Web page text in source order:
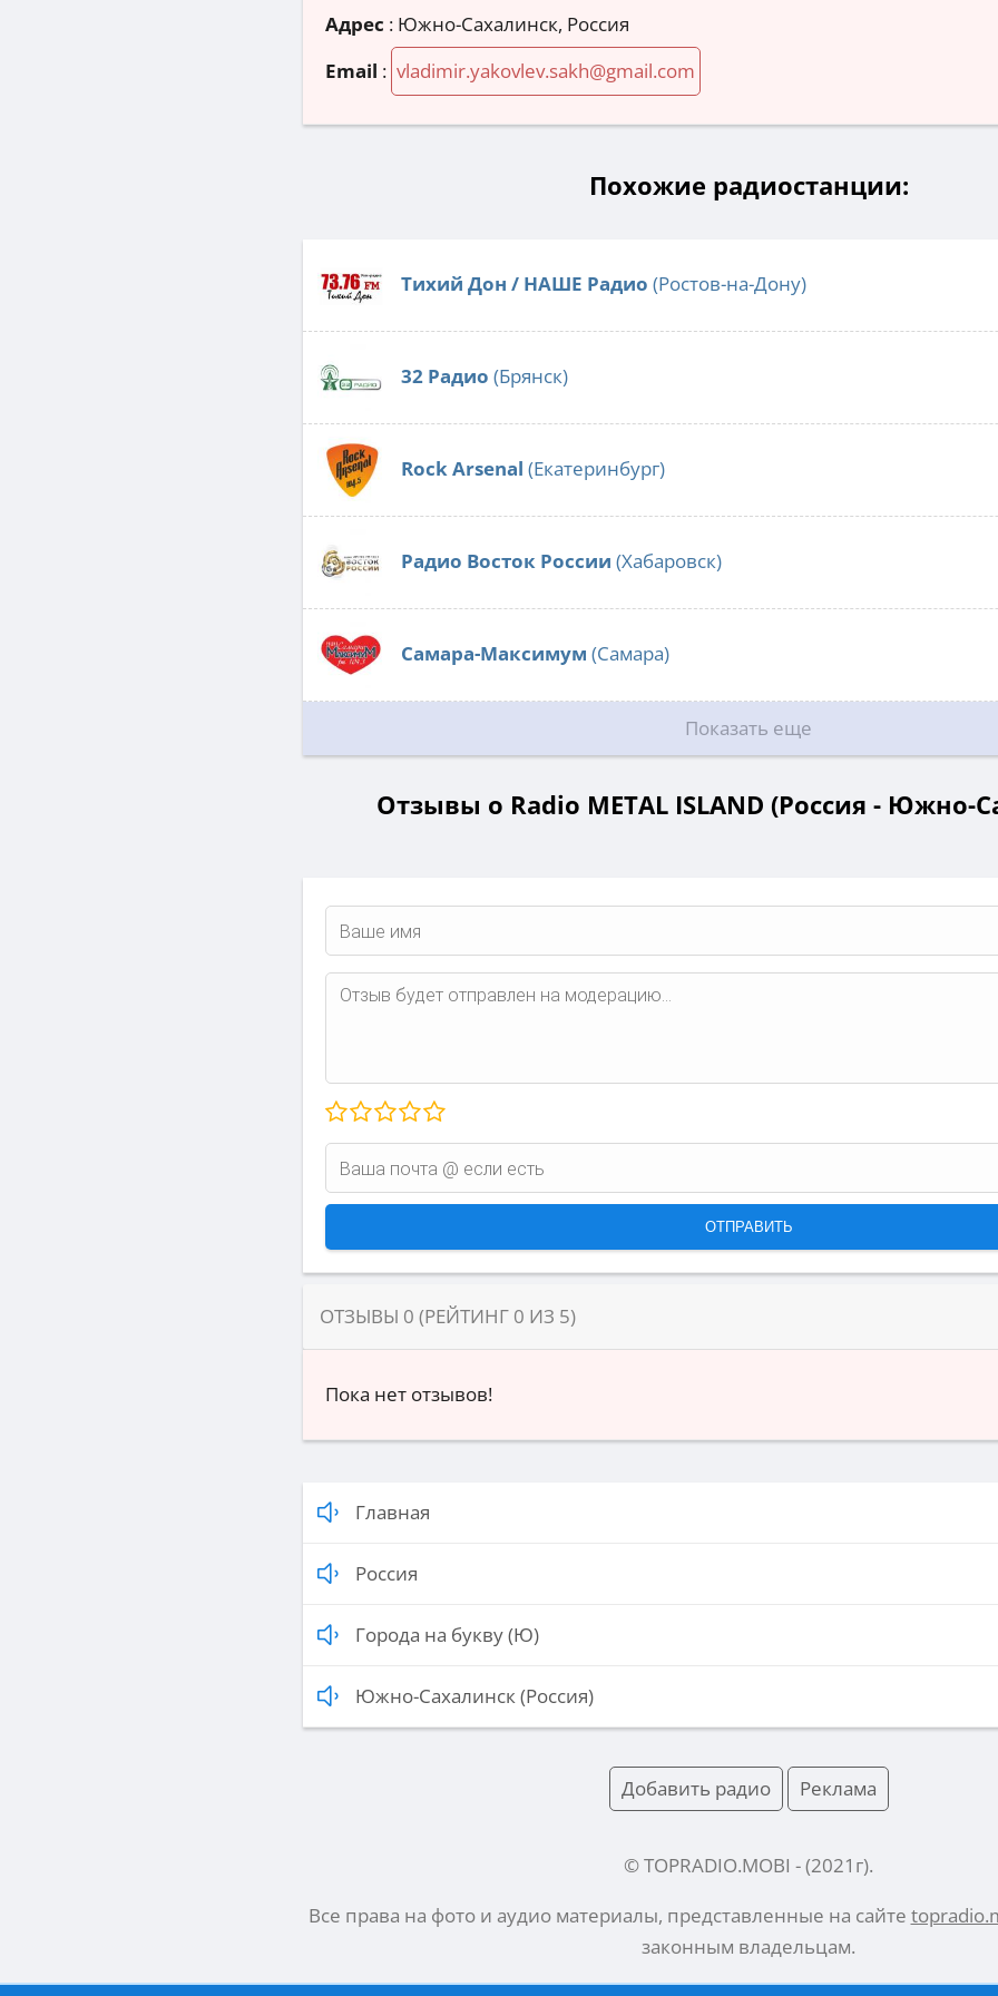
Адрес : Южно-Сахалинск, Россия
Email : vladimir.yakovlev.sakh@gmail.com
Похожие радиостанции:
Тихий Дон / НАШЕ Радио (Ростов-на-Дону)
32 Радио (Брянск)
Rock Arsenal (Екатеринбург)
Радио Восток России (Хабаровск)
Самара-Максимум (Самара)
Показать еще
Отзывы о Radio METAL ISLAND (Россия - Южно-
ОТЗЫВЫ 0 (РЕЙТИНГ 0 ИЗ 5)
Пока нет отзывов!
Главная
Россия
Города на букву (Ю)
Южно-Сахалинск (Россия)
Добавить радио Реклама
© TOPRADIO.MOBI - (2021 г).
Все права на фото и аудио материалы, представленные на сайте
законным владельцам.